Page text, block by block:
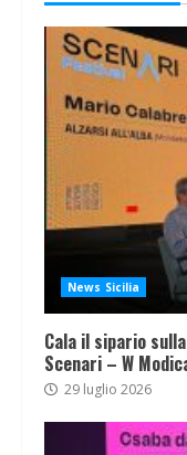
News Sicilia
Cala il sipario
Scenari – W
29 luglio 2026